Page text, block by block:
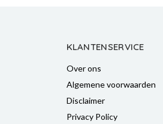
KLANTENSERVICE
Over ons
Algemene voorwaarden
Disclaimer
Privacy Policy